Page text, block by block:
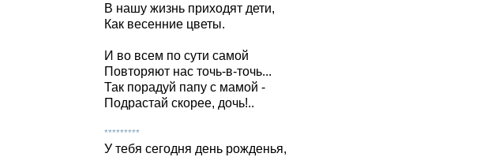
В нашу жизнь приходят дети,
Как весенние цветы.
И во всем по сути самой
Повторяют нас точь-в-точь...
Так порадуй папу с мамой -
Подрастай скорее, дочь!..
*********
У тебя сегодня день рожденья,